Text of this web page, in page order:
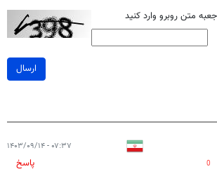
متن روبرو وارد کنید
ارسال
۰۷:۳۷ - ۱۴۰۳/۰۹/۱۴
0
پاسخ